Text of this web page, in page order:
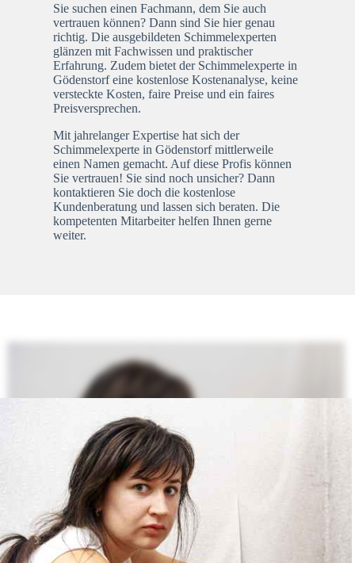
Sie suchen einen Fachmann, dem Sie auch
vertrauen können? Dann sind Sie hier genau
richtig. Die ausgebildeten Schimmelexperten
glänzen mit Fachwissen und praktischer
Erfahrung. Zudem bietet der Schimmelexperte in
Gödenstorf eine kostenlose Kostenanalyse, keine
versteckte Kosten, faire Preise und ein faires
Preisversprechen.
Mit jahrelanger Expertise hat sich der
Schimmelexperte in Gödenstorf mittlerweile
einen Namen gemacht. Auf diese Profis können
Sie vertrauen! Sie sind noch unsicher? Dann
kontaktieren Sie doch die kostenlose
Kundenberatung und lassen sich beraten. Die
kompetenten Mitarbeiter helfen Ihnen gerne
weiter.